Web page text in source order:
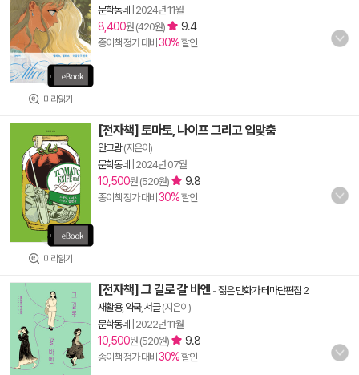
미리읽기
문학동네
2024년 11월
8,400원 (420원) 9.4
종이책 정가 대비 30%할인
미리읽기
[전자책] 토마토, 나이프 그리고 입맞춤
안그람(지은이)
문학동네
2024년 07월
10,500원 (520원) 9.8
종이책 정가 대비 30%할인
[전자책] 그 길로 갈 바엔 -젊은 만화가 테마단편집 2
재활용, 약국, 서글(지은이)
문학동네
2022년 11월
10,500원 (520원) 9.8
종이책 정가 대비 30%할인